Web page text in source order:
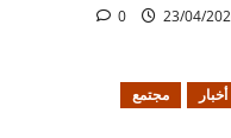
23/04/
0
أخبار مجتمع